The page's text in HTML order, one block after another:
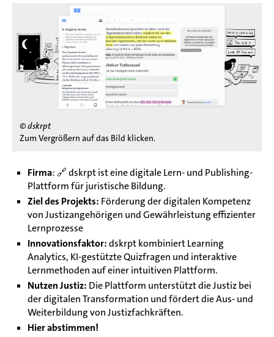
© dskrpt
Zum Vergrößern auf das Bild klicken.
Firma: 🔗dskrpt ist eine digitale Lern- und Publishing-
Plattform für juristische Bildung.
Ziel des Projekts: Förderung der digitalen Kompetenz
von Justizangehörigen und Gewährleistung effizienter
Lernprozesse
Innovationsfaktor:dskrpt kombiniert Learning
Analytics, KI-gestützte Quizfragen und interaktive
Lernmethoden auf einer intuitiven Plattform.
Nutzen Justiz: Die Plattform unterstützt die Justiz bei
der digitalen Transformation und fördert die Aus- und
Weiterbildung von Justizfachkräften.
Hier abstimmen!